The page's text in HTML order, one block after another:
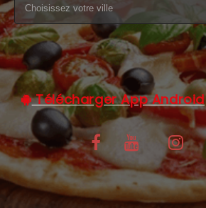
VOS AVIS
MENTIONS LÉGALES
C.G.V
Télécharger App Android